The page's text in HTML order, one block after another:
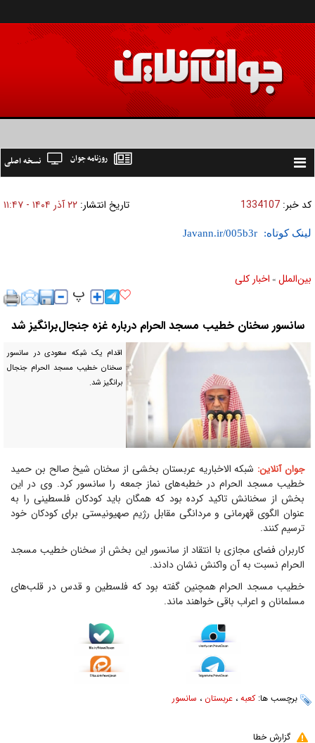
Toggle
نسخه اصلی روزنامه جوان
کد خبر: 1334107 تاریخ انتشار: ۲۲ آذر ۱۴۰۴ - ۱۱:۴۷
لینک کوتاه:
بين‌الملل » اخبار كلی
سانسور سخنان خطیب مسجد الحرام درباره غزه جنجال‌برانگیز شد
اقدام یک شبکه سعودی در سانسور
سخنان خطیب مسجد الحرام جنجال
برانگیز شد.
جوان آنلاین: شبکه الاخباریه عربستان بخشی از سخنان شیخ صالح بن حمید
خطیب مسجد الحرام در خطبه‌های نماز جمعه را سانسور کرد. وی در این
بخش از سخنانش تاکید کرده بود که همگان باید کودکان فلسطینی را به
عنوان الگوی قهرمانی و مردانگی مقابل رژیم صهیونیستی برای کودکان خود
ترسیم کنند.
کاربران فضای مجازی با انتقاد از سانسور این بخش از سخنان خطیب مسجد
الحرام نسبت به آن واکنش نشان دادند.
خطیب مسجد الحرام همچنین گفته بود که فلسطین و قدس در قلب‌های
مسلمانان و اعراب باقی خواهند ماند.
برچسب ها:کعبه ، عربستان ، سانسور
گزارش خطا